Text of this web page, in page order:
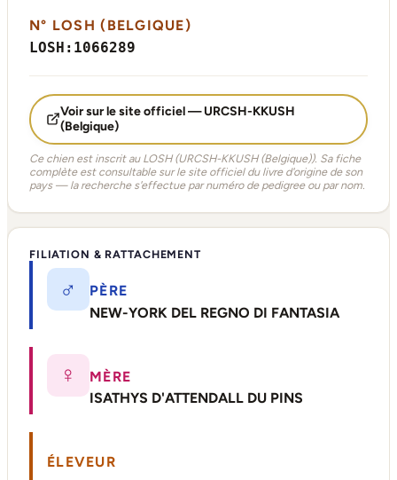
N° LOSH (BELGIQUE)
LOSH:1066289
Voir sur le site officiel — URCSH-KKUSH
(Belgique)
Ce chien est inscrit au LOSH (URCSH-KKUSH (Belgique)). Sa fiche
complète est consultable sur le site officiel du livre d'origine de son
pays — la recherche s'effectue par numéro de pedigree ou par nom.
FILIATION & RATTACHEMENT
♂
PÈRE
NEW-YORK DEL REGNO DI FANTASIA
♀
MÈRE
ISATHYS D'ATTENDALL DU PINS
ÉLEVEUR